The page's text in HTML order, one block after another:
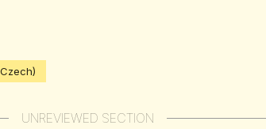
UNREVIEWED SECTION